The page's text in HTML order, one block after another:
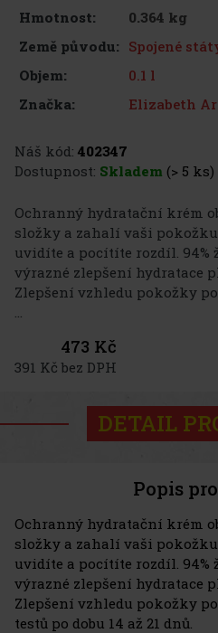
Hmotnost:
0.364 kg
Země původu: Spojené
Objem:
0.1 l
Značka:
Elizabeth
Náš kód: 402347
Dostupnost: Skladem (> 5 ks)
Ochranný hydratační krém
složky a zahalí vaši
uvidíte a pocítíte rozdíl. 94%
výrazné zlepšení hydratace
Zlepšení vzhledu pokožky
473 Kč
391 Kč bez DPH
DETAIL
Popis
Ochranný hydratační krém
složky a zahalí vaši
uvidíte a pocítíte rozdíl. 94%
výrazné zlepšení hydratace
Zlepšení vzhledu pokožky
testů po dobu 14 až 21 dnů.